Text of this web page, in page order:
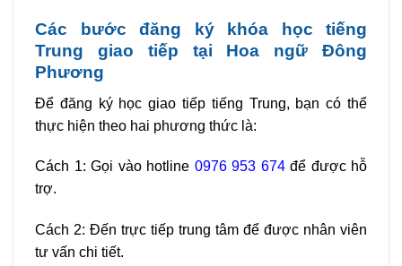
Các bước đăng ký khóa học tiếng
Trung giao tiếp tại Hoa ngữ Đông
Phương
Để đăng ký học giao tiếp tiếng Trung, bạn có thể
thực hiện theo hai phương thức là:
Cách 1: Gọi vào hotline 0976 953 674để được hỗ
trợ.
Cách 2: Đến trực tiếp trung tâm để được nhân viên
tư vấn chi tiết.